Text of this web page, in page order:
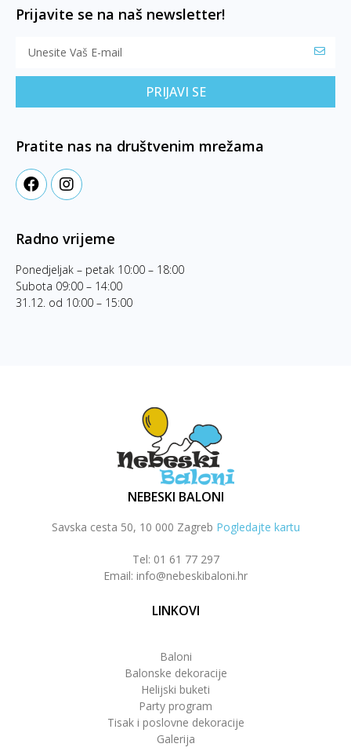
Prijavite se na naš newsletter!
PRIJAVI SE
Pratite nas na društvenim mrežama
Radno vrijeme
Ponedjeljak – petak 10:00 – 18:00
Subota 09:00 – 14:00
31.12. od 10:00 – 15:00
NEBESKI BALONI
Savska cesta 50, 10 000 Zagreb Pogledajte kartu
Tel: 01 61 77 297
Email: info@nebeskibaloni.hr
LINKOVI
Baloni
Balonske dekoracije
Helijski buketi
Party program
Tisak i poslovne dekoracije
Galerija